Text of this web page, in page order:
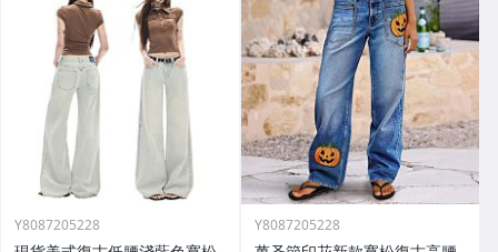
Y8087205228 Y8087205228